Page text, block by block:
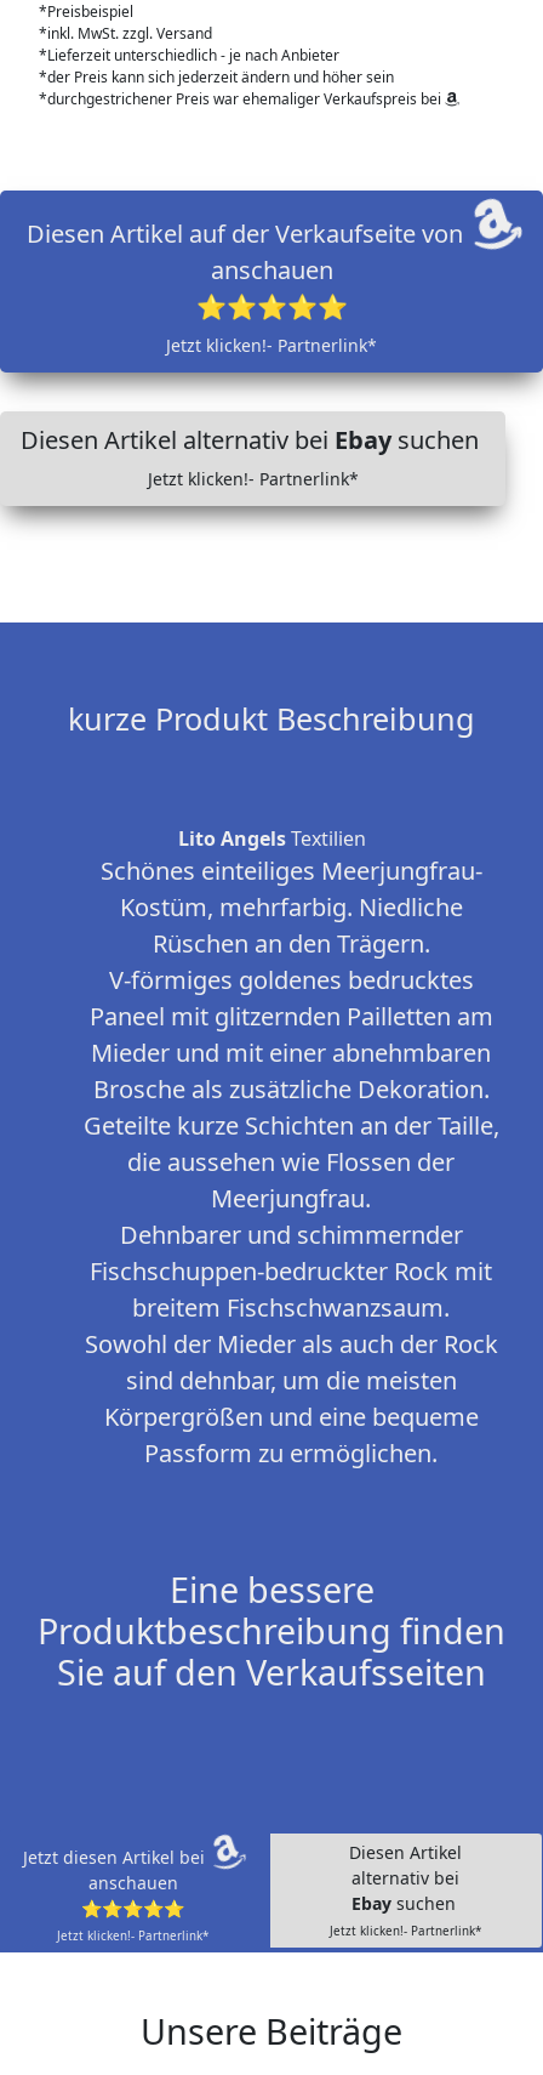
*Preisbeispiel
*inkl. MwSt. zzgl. Versand
*Lieferzeit unterschiedlich - je nach Anbieter
*der Preis kann sich jederzeit ändern und höher sein
*durchgestrichener Preis war ehemaliger Verkaufspreis bei
Diesen Artikel auf der Verkaufseite von
anschauen
⭐⭐⭐⭐⭐
Jetzt klicken!- Partnerlink*
Diesen Artikel alternativ bei Ebaysuchen
Jetzt klicken!- Partnerlink*
kurze Produkt Beschreibung
Lito AngelsTextilien
Schönes einteiliges Meerjungfrau-
Kostüm, mehrfarbig. Niedliche
Rüschen an den Trägern.
V-förmiges goldenes bedrucktes
Paneel mit glitzernden Pailletten am
Mieder und mit einer abnehmbaren
Brosche als zusätzliche Dekoration.
Geteilte kurze Schichten an der Taille,
die aussehen wie Flossen der
Meerjungfrau.
Dehnbarer und schimmernder
Fischschuppen-bedruckter Rock mit
breitem Fischschwanzsaum.
Sowohl der Mieder als auch der Rock
sind dehnbar, um die meisten
Körpergrößen und eine bequeme
Passform zu ermöglichen.
Eine bessere
Produktbeschreibung finden
Sie auf den Verkaufsseiten
Jetzt diesen Artikel bei
anschauen
⭐⭐⭐⭐⭐
Jetzt klicken!- Partnerlink*
Diesen Artikel
alternativ bei
Ebay suchen
Jetzt klicken!- Partnerlink*
Unsere Beiträge